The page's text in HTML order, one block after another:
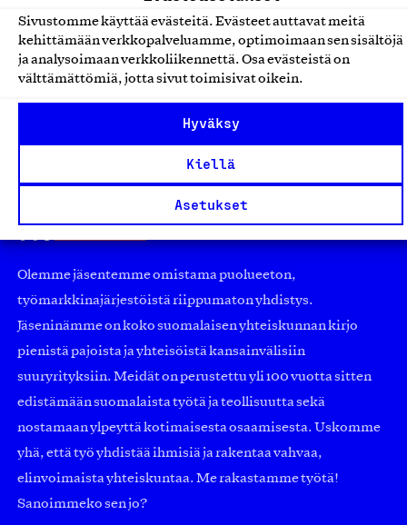
Sivustomme käyttää evästeitä. Evästeet auttavat meitä
kehittämään verkkopalveluamme, optimoimaan sen sisältöjä
ja analysoimaan verkkoliikennettä. Osa evästeistä on
välttämättömiä, jotta sivut toimisivat oikein.
Hyväksy
Kiellä
Asetukset
palashampoo
Nordic Farma, Tuote
Kosmetiikka-, hius- ja ihonhoitotuotteet
Olemme jäsentemme omistama puolueeton,
työmarkkinajärjestöistä riippumaton yhdistys.
Jäseninämme on koko suomalaisen yhteiskunnan kirjo
pienistä pajoista ja yhteisöistä kansainvälisiin
suuryrityksiin. Meidät on perustettu yli 100 vuotta sitten
edistämään suomalaista työtä ja teollisuutta sekä
nostamaan ylpeyttä kotimaisesta osaamisesta. Uskomme
yhä, että työ yhdistää ihmisiä ja rakentaa vahvaa,
elinvoimaista yhteiskuntaa. Me rakastamme työtä!
Sanoimmeko sen jo?